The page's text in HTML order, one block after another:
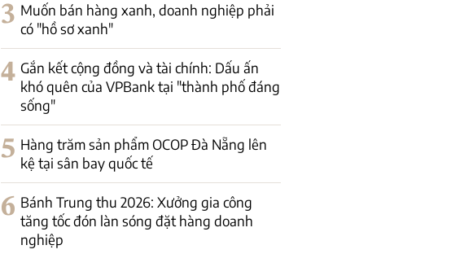
3 Muốn bán hàng xanh, doanh nghiệp phải
có "hồ sơ xanh"
4 Gắn kết cộng đồng và tài chính: Dấu ấn
khó quên của VPBank tại "thành phố đáng
sống"
5 Hàng trăm sản phẩm OCOP Đà Nẵng lên
kệ tại sân bay quốc tế
6 Bánh Trung thu 2026: Xưởng gia công
tăng tốc đón làn sóng đặt hàng doanh
nghiệp